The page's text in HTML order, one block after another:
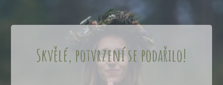
Skvělé, potvrzení se podařilo!